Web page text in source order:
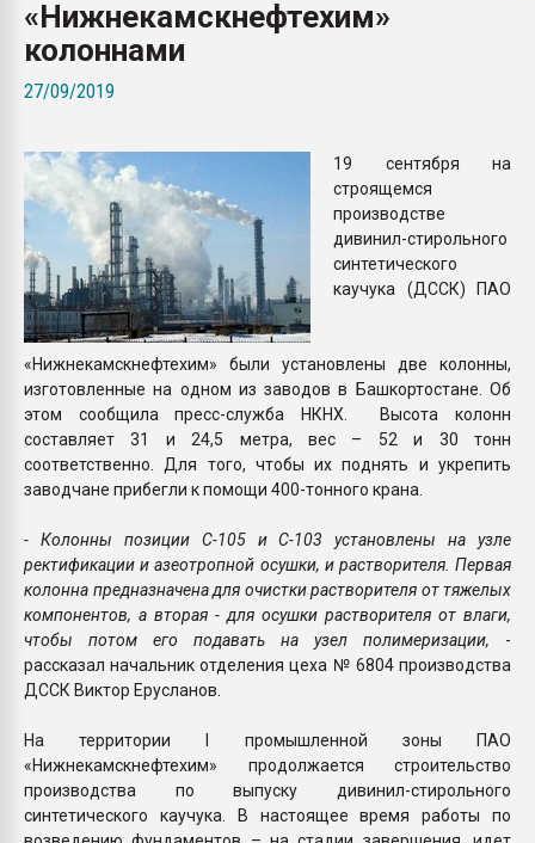
покупка, обмен
«Нижнекамскнефтехим»
колоннами
27/09/2019
19 сентября на
строящемся
производстве
дивинил-стирольного
синтетического
каучука (ДССК) ПАО
«Нижнекамскнефтехим» были установлены две колонны,
изготовленные на одном из заводов в Башкортостане. Об
этом сообщила пресс-служба НКНХ. Высота колонн
составляет 31 и 24,5 метра, вес – 52 и 30 тонн
соответственно. Для того, чтобы их поднять и укрепить
заводчане прибегли к помощи 400-тонного крана.
- Колонны позиции C-105 и C-103 установлены на узле
ректификации и азеотропной осушки, и растворителя. Первая
колонна предназначена для очистки растворителя от тяжелых
компонентов, а вторая - для осушки растворителя от влаги,
чтобы потом его подавать на узел полимеризации, -
рассказал начальник отделения цеха № 6804 производства
ДССК Виктор Ерусланов.
На территории I промышленной зоны ПАО
«Нижнекамскнефтехим» продолжается строительство
производства по выпуску дивинил-стирольного
синтетического каучука. В настоящее время работы по